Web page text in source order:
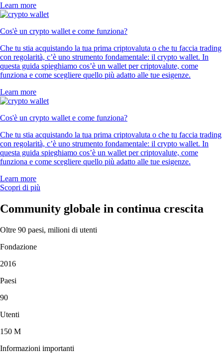
Learn more
Cos'è un crypto wallet e come funziona?
Che tu stia acquistando la tua prima criptovaluta o che tu faccia trading
con regolarità, c’è uno strumento fondamentale: il crypto wallet. In
questa guida spieghiamo cos’è un wallet per criptovalute, come
funziona e come scegliere quello più adatto alle tue esigenze.
Learn more
Cos'è un crypto wallet e come funziona?
Che tu stia acquistando la tua prima criptovaluta o che tu faccia trading
con regolarità, c’è uno strumento fondamentale: il crypto wallet. In
questa guida spieghiamo cos’è un wallet per criptovalute, come
funziona e come scegliere quello più adatto alle tue esigenze.
Learn more
Scopri di più
Community globale in continua crescita
Oltre 90 paesi, milioni di utenti
Fondazione
2016
Paesi
90
Utenti
150 M
Informazioni importanti